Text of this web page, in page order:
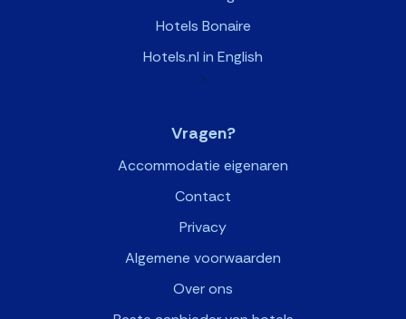
Hotels Bonaire
Hotels.nl in English
>
Vragen?
Accommodatie eigenaren
Contact
Privacy
Algemene voorwaarden
Over ons